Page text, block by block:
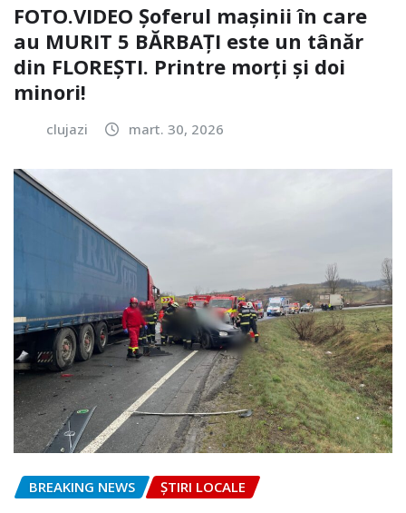
FOTO.VIDEO Șoferul mașinii în care
au MURIT 5 BĂRBAȚI este un tânăr
din FLOREȘTI. Printre morți și doi
minori!
clujazi mart. 30, 2026
BREAKING NEWS ȘTIRI LOCALE